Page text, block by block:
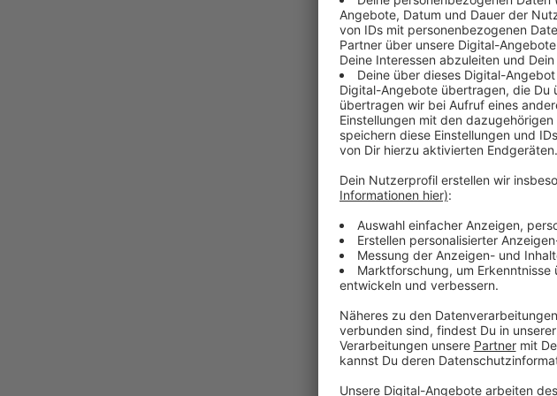
Für Birthe
Es war ein
macht das
Aber
Präsident der
haben auf
der
Für die
Mit dem
sei, die
Zelten
gehen.
Nach der